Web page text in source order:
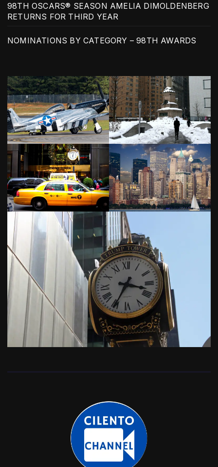
98TH OSCARS® SEASON AMELIA DIMOLDENBERG
RETURNS FOR THIRD YEAR
NOMINATIONS BY CATEGORY – 98TH AWARDS